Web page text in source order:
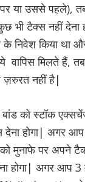
पर या उससे पहले),
भी टैक्स नहीं देना
निवेश किया था
वापिस मिलते हैं,
ज़रुरत नहीं है|
को स्टॉक
होगा| अगर आप
मुनाफे पर अपने
होगा| अगर आप 3